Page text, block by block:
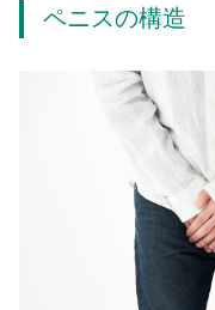
ペニスの構造